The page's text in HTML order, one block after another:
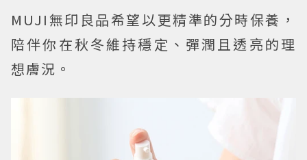
MUJI無印良品希望以更精準的分時保養，
陪伴你在秋冬維持穩定、彈潤且透亮的理
想膚況。